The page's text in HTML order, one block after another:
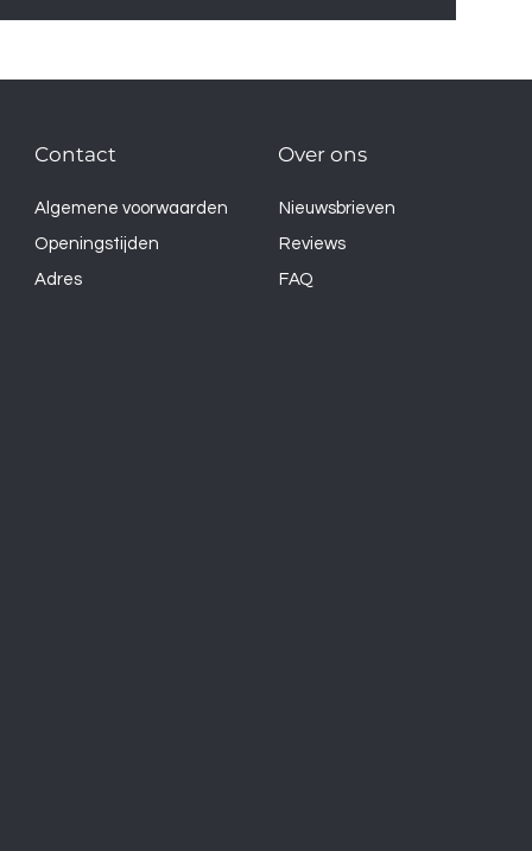
Over ons
Nieuwsbrieven
Reviews
FAQ
Contact
Algemene voorwaarden
Openingstijden
Adres